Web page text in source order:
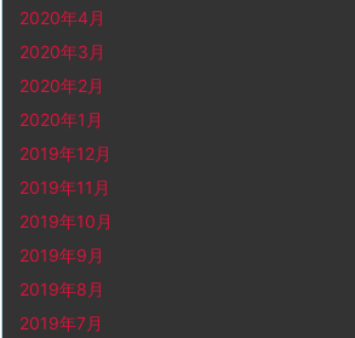
2020年4月
2020年3月
2020年2月
2020年1月
2019年12月
2019年11月
2019年10月
2019年9月
2019年8月
2019年7月